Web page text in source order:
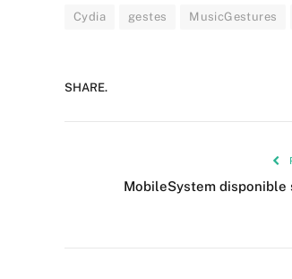
Cydia gestes MusicGestures
SHARE.
MobileSystem disponible